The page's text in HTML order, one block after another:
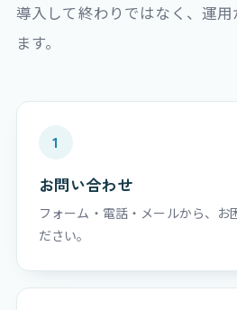
導入して終わりではなく、運
ます。
1
お問い合わせ
フォーム・電話・メールから、お
ださい。